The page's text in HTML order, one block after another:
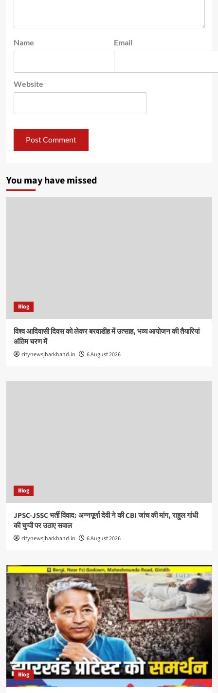
Name Email
Website
You may have missed
Blog
विश्व आदिवासी दिवस को लेकर बरवाडीह में उत्साह, भव्य आयोजन की तैयारियां
अंतिम चरण में
citynewsjharkhand.in 6 August 2026
Blog
JPSC-JSSC भर्ती विवाद: अन्नपूर्णा देवी ने की CBI जांच की मांग, राहुल गांधी
की चुप्पी पर उठाए सवाल
citynewsjharkhand.in 6 August 2026
Blog